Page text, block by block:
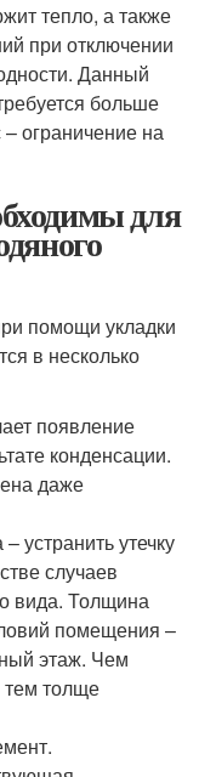
тепло, а также
при отключении
Данный
больше
ограничение на
для
помощи укладки
в несколько
появление
конденсации.
даже
устранить утечку
случаев
вида. Толщина
помещения –
этаж. Чем
тем толще